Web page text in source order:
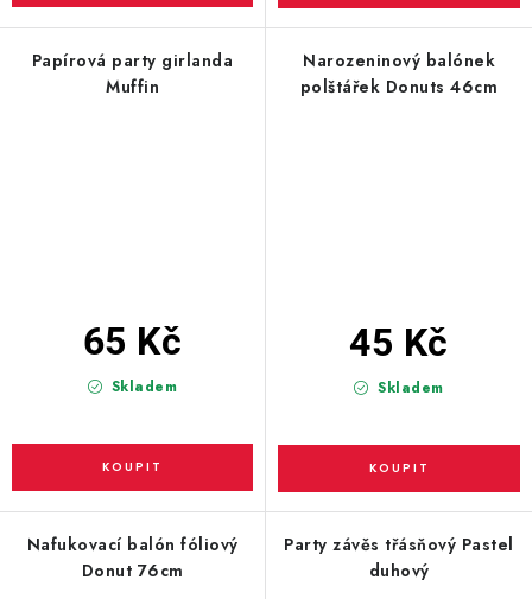
Podmínky ochrany osobních údajů
Papírová party girlanda
Muffin
Skladem
65 Kč
Narozeninový balónek
polštářek Donuts 46cm
Skladem
45 Kč
Nafukovací balón fóliový
Donut 76cm
Party závěs třásňový Pastel
duhový